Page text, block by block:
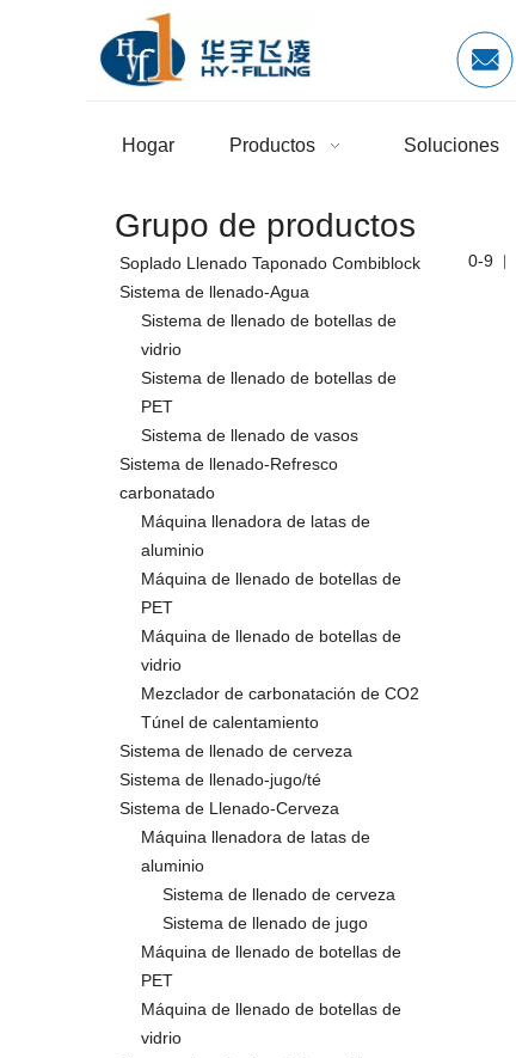
Hogar Productos Soluciones
Grupo de productos
Soplado Llenado Taponado Combiblock
Sistema de llenado-Agua
Sistema de llenado de botellas de
vidrio
Sistema de llenado de botellas de
PET
Sistema de llenado de vasos
Sistema de llenado-Refresco
carbonatado
Máquina llenadora de latas de
aluminio
Máquina de llenado de botellas de
PET
Máquina de llenado de botellas de
vidrio
Mezclador de carbonatación de CO2
Túnel de calentamiento
Sistema de llenado de cerveza
Sistema de llenado-jugo/té
Sistema de Llenado-Cerveza
Máquina llenadora de latas de
aluminio
Sistema de llenado de cerveza
Sistema de llenado de jugo
Máquina de llenado de botellas de
PET
Máquina de llenado de botellas de
vidrio
0-9